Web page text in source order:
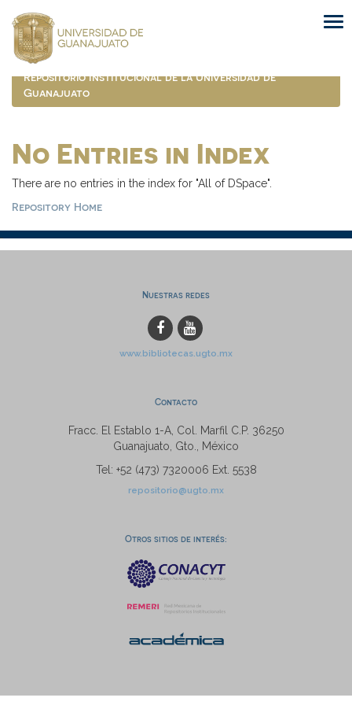
navigation
Repositorio Institucional de la Universidad de
Guanajuato
No Entries in Index
There are no entries in the index for "All of DSpace".
Repository Home
Nuestras redes
www.bibliotecas.ugto.mx
Contacto
Fracc. El Establo 1-A, Col. Marfil C.P. 36250
Guanajuato, Gto., México
Tel: +52 (473) 7320006 Ext. 5538
repositorio@ugto.mx
Otros sitios de interés: